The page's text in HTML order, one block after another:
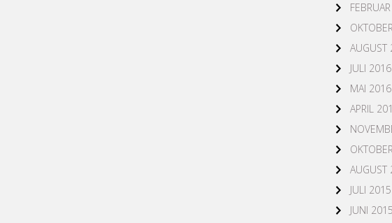
AUGUST
JULI 2016
MAI 2016
APRIL
AUGUST
JULI 2015
JUNI 2015